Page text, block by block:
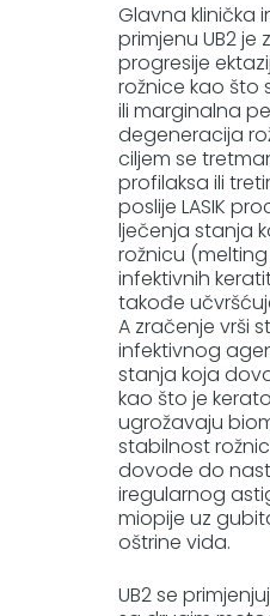
Glavna klinička
primjenu UB2 je
progresije
rožnice kao što
ili marginalna
degeneracija
ciljem se
profilaksa ili
poslije LASIK
lječenja stanja
rožnicu
infektivnih
takođe
A zračenje vrši
infektivnog
stanja koja
kao što je
ugrožavaju
stabilnost
dovode do
iregularnog
miopije uz
oštrine vida.
UB2 se